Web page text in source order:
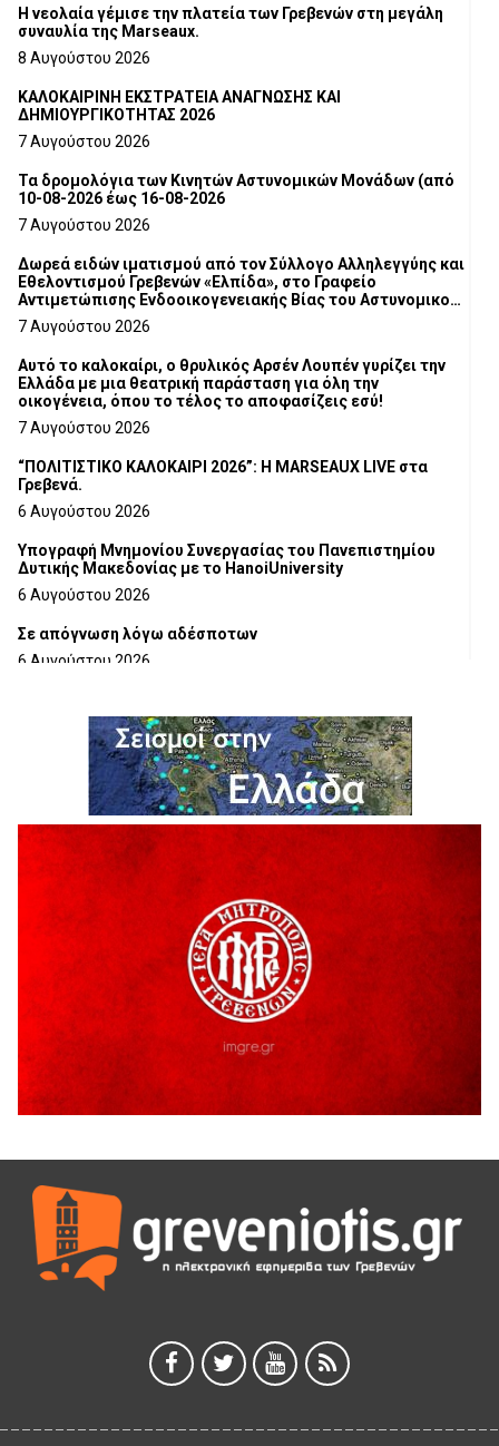
Η νεολαία γέμισε την πλατεία των Γρεβενών στη μεγάλη
συναυλία της Marseaux.
8 Αυγούστου 2026
ΚΑΛΟΚΑΙΡΙΝΗ ΕΚΣΤΡΑΤΕΙΑ ΑΝΑΓΝΩΣΗΣ ΚΑΙ
ΔΗΜΙΟΥΡΓΙΚΟΤΗΤΑΣ 2026
7 Αυγούστου 2026
Τα δρομολόγια των Κινητών Αστυνομικών Μονάδων (από
10-08-2026 έως 16-08-2026
7 Αυγούστου 2026
Δωρεά ειδών ιματισμού από τον Σύλλογο Αλληλεγγύης και
Εθελοντισμού Γρεβενών «Ελπίδα», στο Γραφείο
Αντιμετώπισης Ενδοοικογενειακής Βίας του Αστυνομικού
Τμήματος Γρεβενών
7 Αυγούστου 2026
Αυτό το καλοκαίρι, ο θρυλικός Αρσέν Λουπέν γυρίζει την
Ελλάδα με μια θεατρική παράσταση για όλη την
οικογένεια, όπου το τέλος το αποφασίζεις εσύ!
7 Αυγούστου 2026
“ΠΟΛΙΤΙΣΤΙΚΟ ΚΑΛΟΚΑΙΡΙ 2026”: Η MARSEAUX LIVE στα
Γρεβενά.
6 Αυγούστου 2026
Υπογραφή Μνημονίου Συνεργασίας του Πανεπιστημίου
Δυτικής Μακεδονίας με το HanoiUniversity
6 Αυγούστου 2026
Σε απόγνωση λόγω αδέσποτων
6 Αυγούστου 2026
6 Αυγούστου 2026
Ολοκληρώνεται η ασφαλτόστρωση της οδού Περιβόλι –
6 Αυγούστου 2026
H παραδοχή λαθών είναι (και) δύναμη
5 Αυγούστου 2026
Ο ΑΝΔΡΕΑΣ ΑΣΛΑΝΙΔΗΣ ΣΥΝΕΧΙΖΕΙ ΣΤΟΝ ΠΡΩΤΕΑ
ΓΡΕΒΕΝΩΝ
5 Αυγούστου 2026
Ευχαριστήριο Εκπολιτιστικού Συλλόγου Ταξιάρχη προς κ.
Παρασχάκη Αθανάσιο
5 Αυγούστου 2026
Διακοπή υδροδότησης του Α΄ κλάδου ύδρευσης
5 Αυγούστου 2026
Θερινό Σινεμά στο πλαίσιο του «Πολιτιστικού
Καλοκαιριού 2026» με την βραβευμένη ταινία «Μικρές
Ανάσες».
5 Αυγούστου 2026
5 Αυγούστου 2026